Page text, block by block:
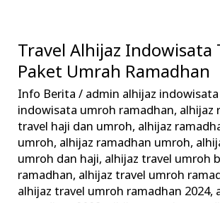
Travel Alhijaz Indowisata
Paket Umrah Ramadhan
Info Berita / admin alhijaz
indowisata umroh ramadhan, alhijaz
travel haji dan umroh, alhijaz
umroh, alhijaz ramadhan umroh,
umroh dan haji, alhijaz travel umroh
ramadhan, alhijaz travel umroh
alhijaz travel umroh ramadhan 2024,
Travel
Alhijaz
Indowisata
Tawarkan
Paket
Umrah
Ramadhan